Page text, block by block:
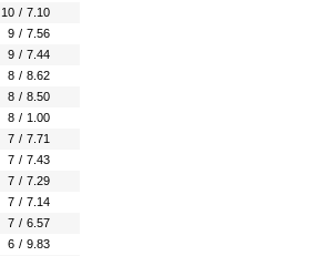
10 / 7.10
9 / 7.56
9 / 7.44
8 / 8.62
8 / 8.50
8 / 1.00
7 / 7.71
7 / 7.43
7 / 7.29
7 / 7.14
7 / 6.57
6 / 9.83